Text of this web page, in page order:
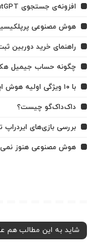
افزونه‌ی جستجوی ChatGPT برای گوگل کروم معرفی شد
هوش مصنوعی
راهنمای خرید دوربین
چگونه حساب جیمیل هک
با ۱۰ ویژگی اولیه هوش اپل (Apple Intelligence) آشنا شوید
داک‌داک‌گو چیست؟
بررسی بازی‌های ایردراپ
هوش مصنوعی هنوز
شاید به این مطالب هم